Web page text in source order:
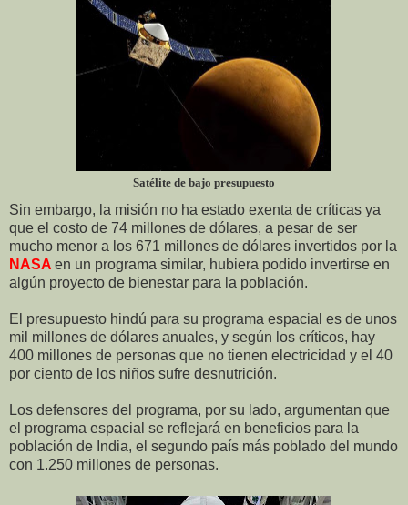
Satélite de bajo presupuesto
Sin embargo, la misión no ha estado exenta de críticas ya
que el costo de 74 millones de dólares, a pesar de ser
mucho menor a los 671 millones de dólares invertidos por la
NASA en un programa similar, hubiera podido invertirse en
algún proyecto de bienestar para la población.
El presupuesto hindú para su programa espacial es de unos
mil millones de dólares anuales, y según los críticos, hay
400 millones de personas que no tienen electricidad y el 40
por ciento de los niños sufre desnutrición.
Los defensores del programa, por su lado, argumentan que
el programa espacial se reflejará en beneficios para la
población de India, el segundo país más poblado del mundo
con 1.250 millones de personas.